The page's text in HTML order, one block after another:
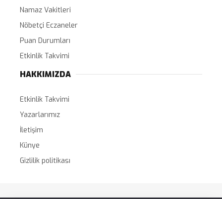
Namaz Vakitleri
Nöbetçi Eczaneler
Puan Durumları
Etkinlik Takvimi
HAKKIMIZDA
Etkinlik Takvimi
Yazarlarımız
İletişim
Künye
Gizlilik politikası